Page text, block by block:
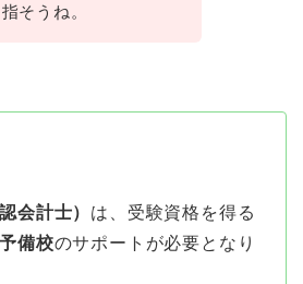
そうね。
会計士） は、受験資格を得る
備校のサポートが必要となり